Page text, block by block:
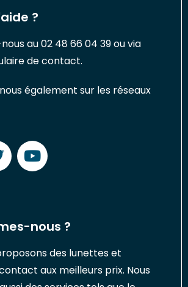
?
au 02 48 66 04 39 ou via
de contact.
également sur les réseaux
nous ?
des lunettes et
aux meilleurs prix. Nous